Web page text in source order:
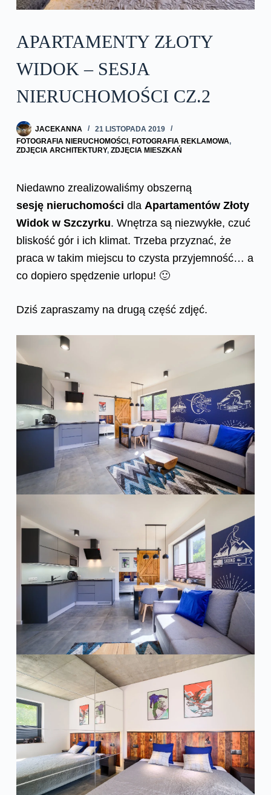
APARTAMENTY ZŁOTY
WIDOK – SESJA
NIERUCHOMOŚCI CZ.2
JACEKANNA
21 LISTOPADA 2019
FOTOGRAFIA NIERUCHOMOŚCI , FOTOGRAFIA REKLAMOWA,
ZDJĘCIA ARCHITEKTURY, ZDJĘCIA MIESZKAŃ
Niedawno zrealizowaliśmy obszerną
sesję nieruchomości dla Apartamentów Złoty
Widok w Szczyrku. Wnętrza są niezwykłe, czuć
bliskość gór i ich klimat. Trzeba przyznać, że
praca w takim miejscu to czysta przyjemność… a
co dopiero spędzenie urlopu! 🙂
Dziś zapraszamy na drugą część zdjęć.